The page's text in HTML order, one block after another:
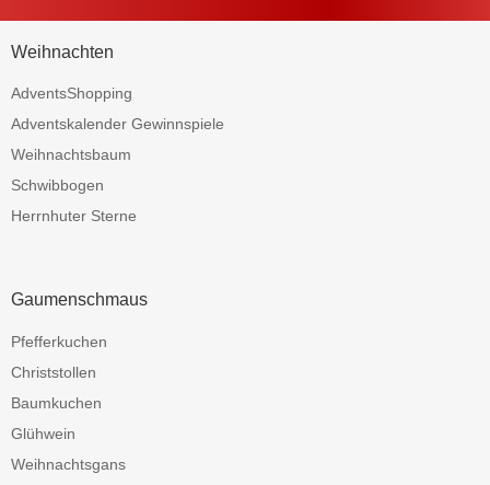
Weihnachten
AdventsShopping
Adventskalender Gewinnspiele
Weihnachtsbaum
Schwibbogen
Herrnhuter Sterne
Gaumenschmaus
Pfefferkuchen
Christstollen
Baumkuchen
Glühwein
Weihnachtsgans